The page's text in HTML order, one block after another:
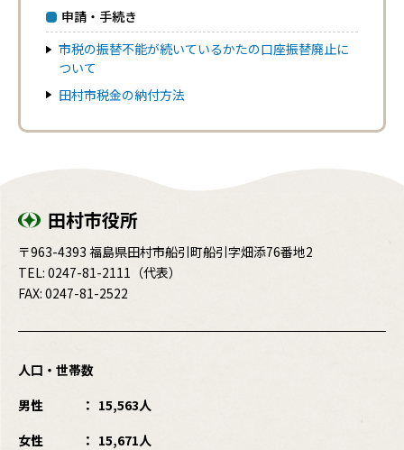
申請・手続き
市税の振替不能が続いているかたの口座振替廃止に
ついて
田村市税金の納付方法
田村市役所
〒963-4393 福島県田村市船引町船引字畑添76番地2
TEL: 0247-81-2111 （代表）
FAX: 0247-81-2522
人口・世帯数
男性
15,563人
女性
15,671人